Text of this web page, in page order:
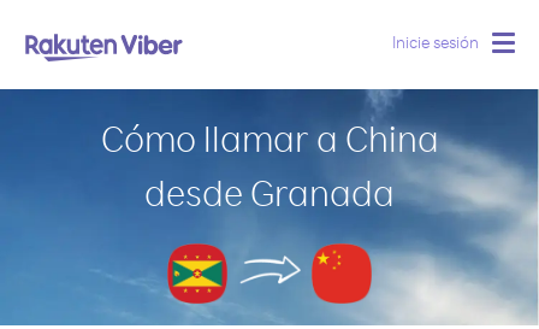
Inicie sesión
Cómo llamar a China
desde Granada